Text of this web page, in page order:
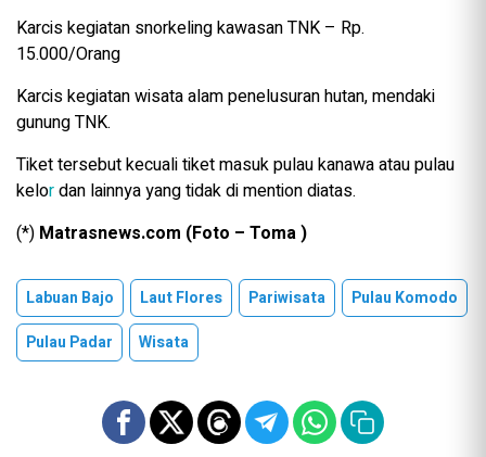
Karcis kegiatan snorkeling kawasan TNK – Rp.
15.000/Orang
Karcis kegiatan wisata alam penelusuran hutan, mendaki
gunung TNK.
Tiket tersebut kecuali tiket masuk pulau kanawa atau pulau
kelordan lainnya yang tidak di mention diatas.
(*) Matrasnews.com (Foto – Toma )
Labuan Bajo Laut Flores Pariwisata
Pulau Komodo
Pulau Padar
Wisata